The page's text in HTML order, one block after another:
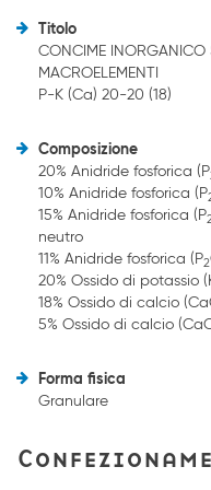
Titolo
CONCIME INORGANICO
MACROELEMENTI
P-K (Ca) 20-20 (18)
Composizione
20% Anidride fosforica (P
10% Anidride fosforica (P
15% Anidride fosforica (P
neutro
11% Anidride fosforica (P2
20% Ossido di potassio
18% Ossido di calcio
5% Ossido di calcio
Forma fisica
Granulare